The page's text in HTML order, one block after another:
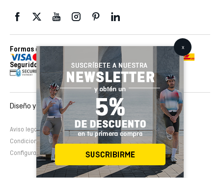
Formas de pago
Envios realizados con
Seguridad
Aviso legal Política de cookies
Política de privacidad
Condiciones de contratación
Configurar cookies
Diseño y desarrollo web : EMFASI